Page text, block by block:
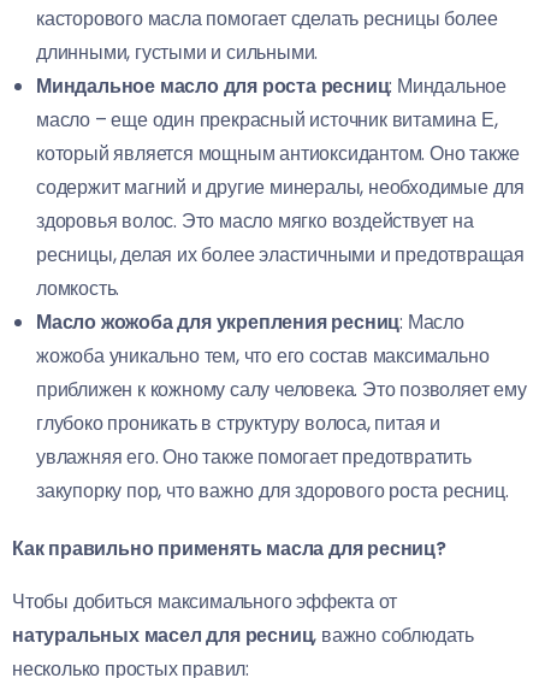
касторового масла помогает сделать ресницы более
длинными, густыми и сильными.
Миндальное масло для роста ресниц: Миндальное
масло – еще один прекрасный источник витамина Е,
который является мощным антиоксидантом. Оно также
содержит магний и другие минералы, необходимые для
здоровья волос. Это масло мягко воздействует на
ресницы, делая их более эластичными и предотвращая
ломкость.
Масло жожоба для укрепления ресниц: Масло
жожоба уникально тем, что его состав максимально
приближен к кожному салу человека. Это позволяет ему
глубоко проникать в структуру волоса, питая и
увлажняя его. Оно также помогает предотвратить
закупорку пор, что важно для здорового роста ресниц.
Как правильно применять масла для ресниц?
Чтобы добиться максимального эффекта от
натуральных масел для ресниц, важно соблюдать
несколько простых правил: